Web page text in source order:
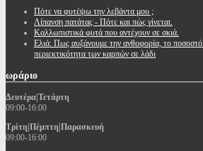
Πότε να φυτέψω την λεβάντα μου ;
Λίπανση πατάτας - Πότε και πώς γίνεται.
Καλλωπιστικά φυτά που αντέχουν σε σκιά.
Ελιά: Πως αυξάνουμε την ανθοφορία, το
περιεκτικότητα των καρπών σε λάδι
ωράριο
Δευτέρα|Τετάρτη
09:00-16:00
Τρίτη|Πέμπτη|Παρασκευή
09:00-16:00